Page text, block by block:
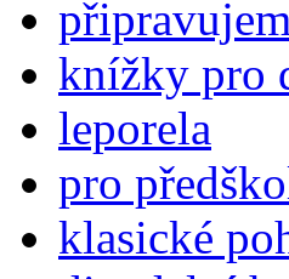
knížky pro
leporela
pro
klasické